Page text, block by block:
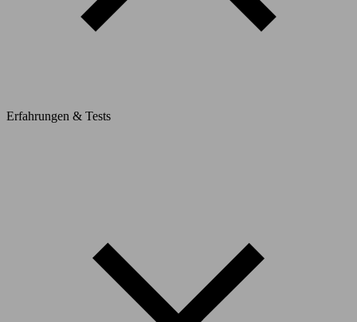
Erfahrungen & Tests